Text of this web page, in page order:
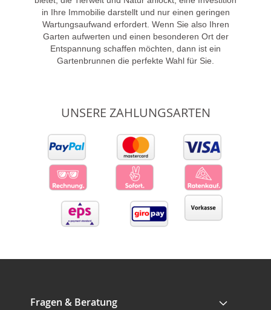
in Ihre Immobilie darstellt und nur einen geringen
Wartungsaufwand erfordert. Wenn Sie also Ihren
Garten aufwerten und einen besonderen Ort der
Entspannung schaffen möchten, dann ist ein
Gartenbrunnen die perfekte Wahl für Sie.
UNSERE ZAHLUNGSARTEN
Fragen & Beratung